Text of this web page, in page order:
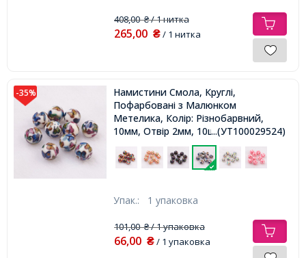
408,00₴/ 1 нитка
265,00 ₴/ 1 нитка
-35%
Намистини Смола, Круглі,
Пофарбовані з Малюнком
Метелика, Колір: Різнобарвний,
10мм, Отвір 2мм, 10шт/упаковка,
...(УТ100029524)
Упак.: 1 упаковка
101,00₴/ 1 упаковка
66,00 ₴/ 1 упаковка